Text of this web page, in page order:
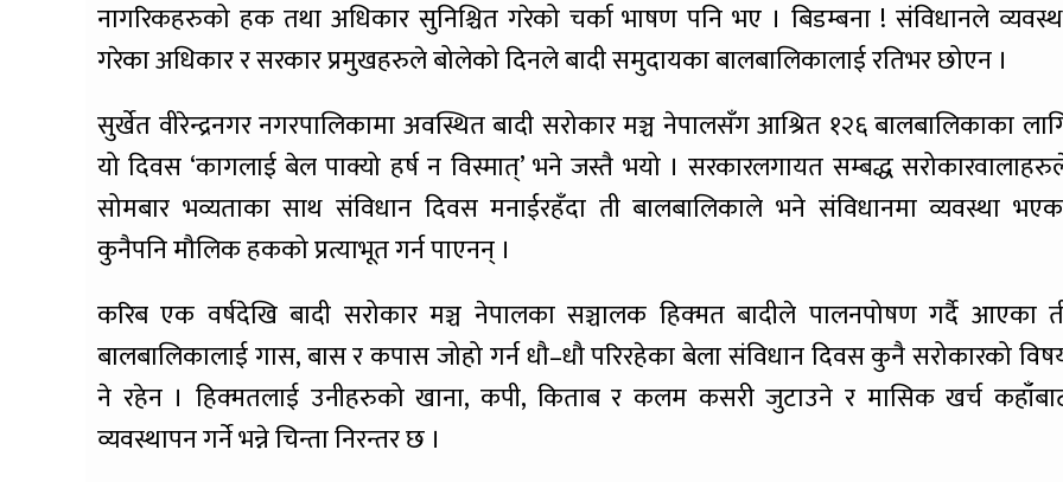
नागरिकहरुको हक तथा अधिकार सुनिश्चित गरेको चर्का भाषण पनि भए । बिडम्बना ! संविधानले
गरेका अधिकार र सरकार प्रमुखहरुले बोलेको दिनले बादी समुदायका बालबालिकालाई रतिभर छोएन ।
सुर्खेत वीरेन्द्रनगर नगरपालिकामा अवस्थित बादी सरोकार मञ्च नेपालसँग आश्रित १२६ बालबालिकाका
यो दिवस ‘कागलाई बेल पाक्यो हर्ष न विस्मात्’ भने जस्तै भयो । सरकारलगायत सम्बद्ध
सोमबार भव्यताका साथ संविधान दिवस मनाईरहँदा ती बालबालिकाले भने संविधानमा व्यवस्था
कुनैपनि मौलिक हकको प्रत्याभूत गर्न पाएनन् ।
करिब एक वर्षदेखि बादी सरोकार मञ्च नेपालका सञ्चालक हिक्मत बादीले पालनपोषण गर्दै आएका
बालबालिकालाई गास, बास र कपास जोहो गर्न धौ–धौ परिरहेका बेला संविधान दिवस कुनै सरोकारको
ने रहेन । हिक्मतलाई उनीहरुको खाना, कपी, किताब र कलम कसरी जुटाउने र मासिक खर्च
व्यवस्थापन गर्ने भन्ने चिन्ता निरन्तर छ ।